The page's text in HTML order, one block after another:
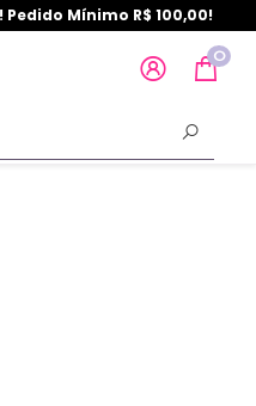
Mínimo R$ 100,00!
0